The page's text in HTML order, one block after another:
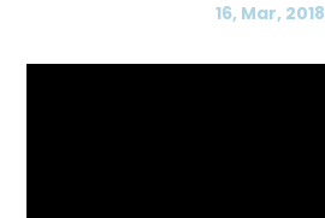
16, Mar, 2018